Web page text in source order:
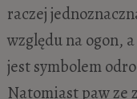
raczej
względu na ogon,
jest symbolem
Natomiast paw ze